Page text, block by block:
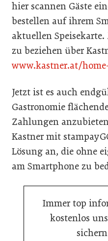
hier scannen Gäste
bestellen auf ihrem
aktuellen
zu beziehen über
www.kastner.at/
Jetzt ist es auch
Gastronomie
Zahlungen
Kastner mit
Lösung an, die ohne
am Smartphone zu
Immer top
kostenlos